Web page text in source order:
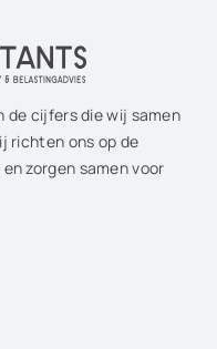
de cijfers die wij samen
richten ons op de
zorgen samen voor